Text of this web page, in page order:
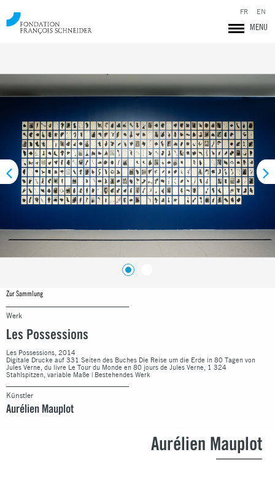
MENU
FR EN
Zur Sammlung
Werk
Les Possessions
Les Possessions, 2014
Digitale Drucke auf 331 Seiten des Buches Die Reise um die Erde in 80 Tagen von
Jules Verne, du livre Le Tour du Monde en 80 jours de Jules Verne, 1 324
Stahlspitzen, variable Maße | Bestehendes Werk
Künstler
Aurélien Mauplot
Aurélien Mauplot